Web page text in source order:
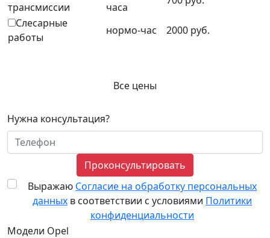
трансмиссии
часа
Слесарные
работы
нормо-час 2000 руб.
Все цены
Нужна консультация?
Проконсультировать
Выражаю Согласие на обработку персональных
данных в соответствии с условиями Политики
конфиденциальности
Модели Opel